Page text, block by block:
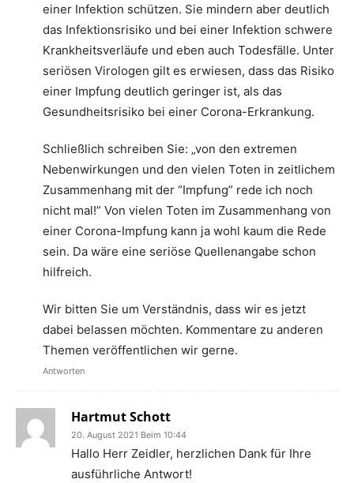
einer Infektion schützen. Sie mindern aber deutlich
das Infektionsrisiko und bei einer Infektion schwere
Krankheitsverläufe und eben auch Todesfälle. Unter
seriösen Virologen gilt es erwiesen, dass das Risiko
einer Impfung deutlich geringer ist, als das
Gesundheitsrisiko bei einer Corona-Erkrankung.
Schließlich schreiben Sie: „von den extremen
Nebenwirkungen und den vielen Toten in zeitlichem
Zusammenhang mit der “Impfung” rede ich noch
nicht mal!” Von vielen Toten im Zusammenhang von
einer Corona-Impfung kann ja wohl kaum die Rede
sein. Da wäre eine seriöse Quellenangabe schon
hilfreich.
Wir bitten Sie um Verständnis, dass wir es jetzt
dabei belassen möchten. Kommentare zu anderen
Themen veröffentlichen wir gerne.
Antworten
Hartmut Schott
20. August 2021 Beim 10:44
Hallo Herr Zeidler, herzlichen Dank für Ihre
ausführliche Antwort!